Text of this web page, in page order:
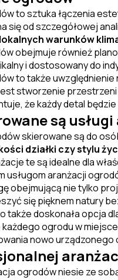
to sztuka łączenia
się od szczegółowej
warunków
obejmuje również
i dostosowany do
to także
stworzenie
że każdy detal
są
skierowane są do
działki czy stylu
te są idealne dla
usługom aranżacji
obejmującą nie tylko
się pięknem natury
także doskonała opcja
ogrodu w
nowo urządzonego
ogrodów niesie ze